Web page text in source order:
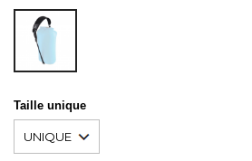
Unicolor
Taille unique